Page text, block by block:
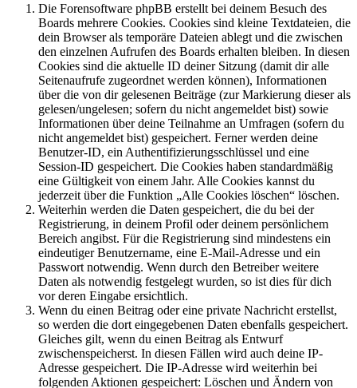
Die Forensoftware phpBB erstellt bei deinem Besuch des
Boards mehrere Cookies. Cookies sind kleine Textdateien, die
dein Browser als temporäre Dateien ablegt und die zwischen
den einzelnen Aufrufen des Boards erhalten bleiben. In diesen
Cookies sind die aktuelle ID deiner Sitzung (damit dir alle
Seitenaufrufe zugeordnet werden können), Informationen
über die von dir gelesenen Beiträge (zur Markierung dieser als
gelesen/ungelesen; sofern du nicht angemeldet bist) sowie
Informationen über deine Teilnahme an Umfragen (sofern du
nicht angemeldet bist) gespeichert. Ferner werden deine
Benutzer-ID, ein Authentifizierungsschlüssel und eine
Session-ID gespeichert. Die Cookies haben standardmäßig
eine Gültigkeit von einem Jahr. Alle Cookies kannst du
jederzeit über die Funktion „Alle Cookies löschen“ löschen.
Weiterhin werden die Daten gespeichert, die du bei der
Registrierung, in deinem Profil oder deinem persönlichem
Bereich angibst. Für die Registrierung sind mindestens ein
eindeutiger Benutzername, eine E-Mail-Adresse und ein
Passwort notwendig. Wenn durch den Betreiber weitere
Daten als notwendig festgelegt wurden, so ist dies für dich
vor deren Eingabe ersichtlich.
Wenn du einen Beitrag oder eine private Nachricht erstellst,
so werden die dort eingegebenen Daten ebenfalls gespeichert.
Gleiches gilt, wenn du einen Beitrag als Entwurf
zwischenspeicherst. In diesen Fällen wird auch deine IP-
Adresse gespeichert. Die IP-Adresse wird weiterhin bei
folgenden Aktionen gespeichert: Löschen und Ändern von